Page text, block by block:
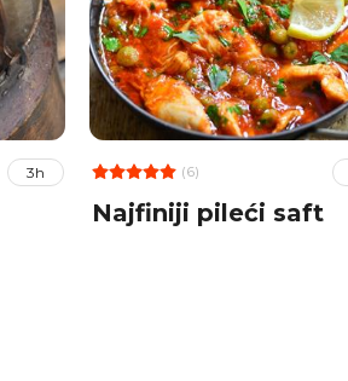
3h (6)
Najfiniji pileći saft